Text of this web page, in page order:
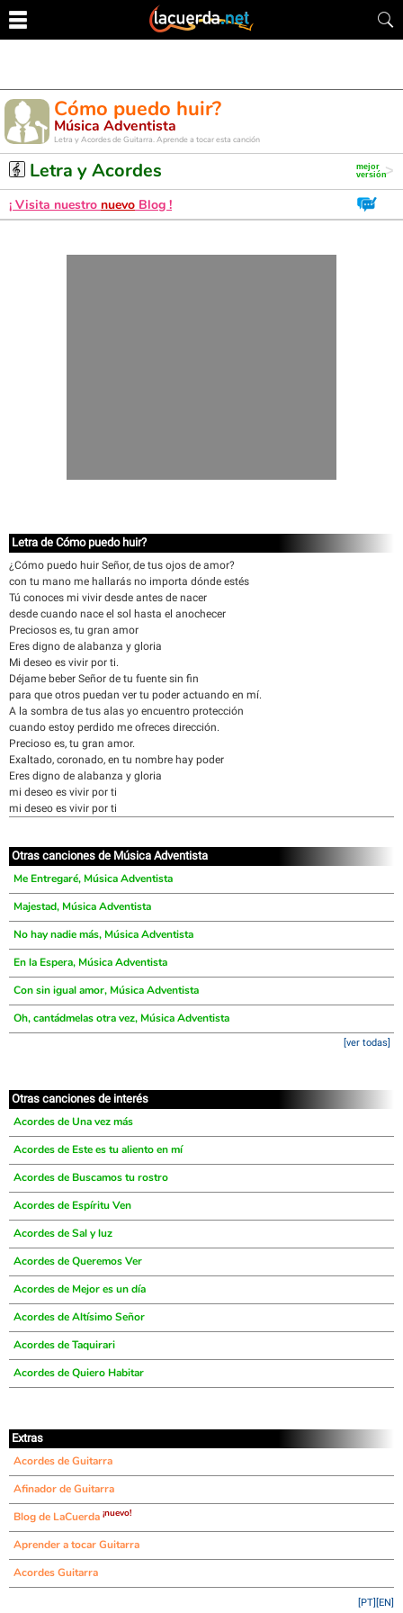
Cómo puedo huir?
Música Adventista
Letra y Acordes de Guitarra. Aprende a tocar esta canción
Letra y Acordes
¡ Visita nuestro nuevo Blog !
Letra de Cómo puedo huir?
¿Cómo puedo huir Señor, de tus ojos de amor?
con tu mano me hallarás no importa dónde estés
Tú conoces mi vivir desde antes de nacer
desde cuando nace el sol hasta el anochecer
Preciosos es, tu gran amor
Eres digno de alabanza y gloria
Mi deseo es vivir por ti.
Déjame beber Señor de tu fuente sin fin
para que otros puedan ver tu poder actuando en mí.
A la sombra de tus alas yo encuentro protección
cuando estoy perdido me ofreces dirección.
Precioso es, tu gran amor.
Exaltado, coronado, en tu nombre hay poder
Eres digno de alabanza y gloria
mi deseo es vivir por ti
mi deseo es vivir por ti
Otras canciones de Música Adventista
Me Entregaré, Música Adventista
Majestad, Música Adventista
No hay nadie más, Música Adventista
En la Espera, Música Adventista
Con sin igual amor, Música Adventista
Oh, cantádmelas otra vez, Música Adventista
[ver todas]
Otras canciones de interés
Acordes de Una vez más
Acordes de Este es tu aliento en mí
Acordes de Buscamos tu rostro
Acordes de Espíritu Ven
Acordes de Sal y luz
Acordes de Queremos Ver
Acordes de Mejor es un día
Acordes de Altísimo Señor
Acordes de Taquirari
Acordes de Quiero Habitar
Extras
Acordes de Guitarra
Afinador de Guitarra
Blog de LaCuerda ¡nuevo!
Aprender a tocar Guitarra
Acordes Guitarra
[EN]
[PT]